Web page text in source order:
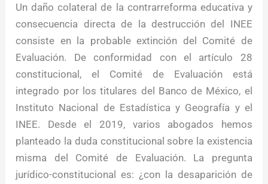
Un daño colateral de la contrarreforma educativa y
consecuencia directa de la destrucción del INEE
consiste en la probable extinción del Comité de
Evaluación. De conformidad con el artículo 28
constitucional, el Comité de Evaluación está
integrado por los titulares del Banco de México, el
Instituto Nacional de Estadística y Geografía y el
INEE. Desde el 2019, varios abogados hemos
planteado la duda constitucional sobre la existencia
misma del Comité de Evaluación. La pregunta
jurídico-constitucional es: ¿con la desaparición de